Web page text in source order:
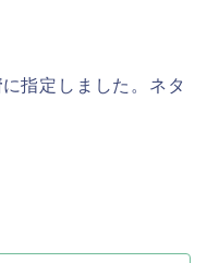
に指定しました。ネタ